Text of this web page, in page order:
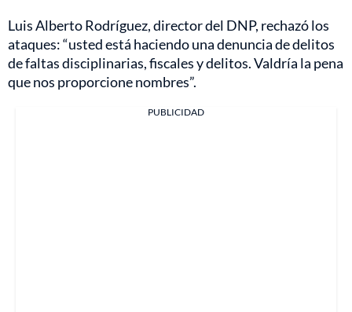
Luis Alberto Rodríguez, director del DNP, rechazó los
ataques: “usted está haciendo una denuncia de delitos
de faltas disciplinarias, fiscales y delitos. Valdría la pena
que nos proporcione nombres”.
PUBLICIDAD